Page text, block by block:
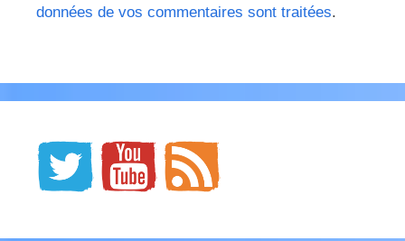
données de vos commentaires sont traitées.